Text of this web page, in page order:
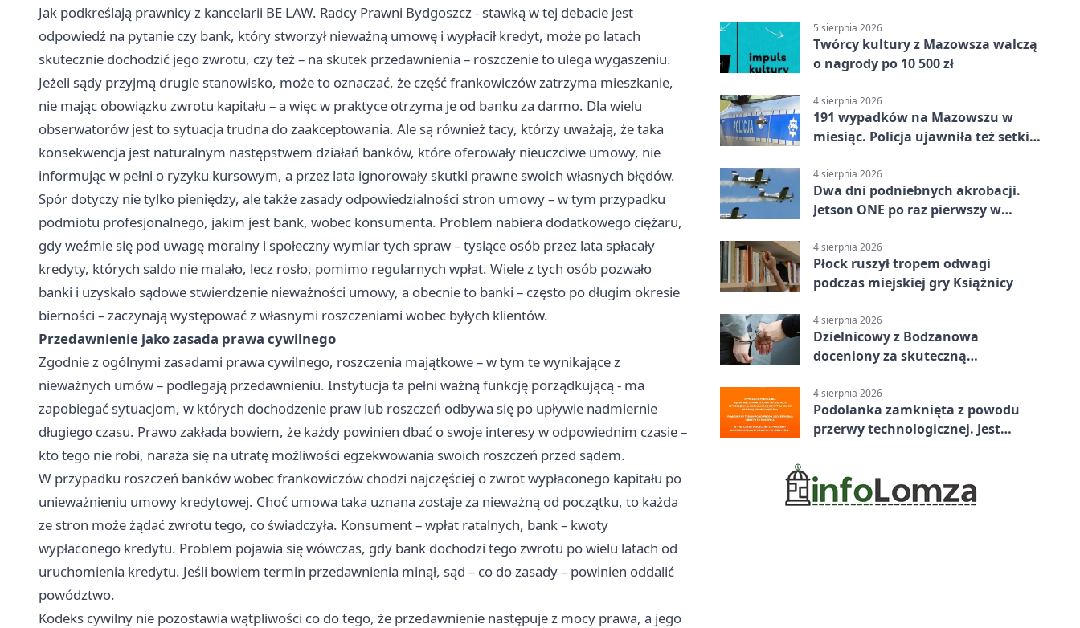
Jak podkreślają prawnicy z kancelarii BE LAW. Radcy Prawni Bydgoszcz- stawką w tej debacie jest
odpowiedź na pytanie czy bank, który stworzył nieważną umowę i wypłacił kredyt, może po latach
skutecznie dochodzić jego zwrotu, czy też – na skutek przedawnienia – roszczenie to ulega wygaszeniu.
Jeżeli sądy przyjmą drugie stanowisko, może to oznaczać, że część frankowiczów zatrzyma mieszkanie,
nie mając obowiązku zwrotu kapitału – a więc w praktyce otrzyma je od banku za darmo. Dla wielu
obserwatorów jest to sytuacja trudna do zaakceptowania. Ale są również tacy, którzy uważają, że taka
konsekwencja jest naturalnym następstwem działań banków, które oferowały nieuczciwe umowy, nie
informując w pełni o ryzyku kursowym, a przez lata ignorowały skutki prawne swoich własnych błędów.
Spór dotyczy nie tylko pieniędzy, ale także zasady odpowiedzialności stron umowy – w tym przypadku
podmiotu profesjonalnego, jakim jest bank, wobec konsumenta. Problem nabiera dodatkowego ciężaru,
gdy weźmie się pod uwagę moralny i społeczny wymiar tych spraw – tysiące osób przez lata spłacały
kredyty, których saldo nie malało, lecz rosło, pomimo regularnych wpłat. Wiele z tych osób pozwało
banki i uzyskało sądowe stwierdzenie nieważności umowy, a obecnie to banki – często po długim okresie
bierności – zaczynają występować z własnymi roszczeniami wobec byłych klientów.
Przedawnienie jako zasada prawa cywilnego
Zgodnie z ogólnymi zasadami prawa cywilnego, roszczenia majątkowe – w tym te wynikające z
nieważnych umów – podlegają przedawnieniu. Instytucja ta pełni ważną funkcję porządkującą - ma
zapobiegać sytuacjom, w których dochodzenie praw lub roszczeń odbywa się po upływie nadmiernie
długiego czasu. Prawo zakłada bowiem, że każdy powinien dbać o swoje interesy w odpowiednim czasie –
kto tego nie robi, naraża się na utratę możliwości egzekwowania swoich roszczeń przed sądem.
W przypadku roszczeń banków wobec frankowiczów chodzi najczęściej o zwrot wypłaconego kapitału po
unieważnieniu umowy kredytowej. Choć umowa taka uznana zostaje za nieważną od początku, to każda
ze stron może żądać zwrotu tego, co świadczyła. Konsument – wpłat ratalnych, bank – kwoty
wypłaconego kredytu. Problem pojawia się wówczas, gdy bank dochodzi tego zwrotu po wielu latach od
uruchomienia kredytu. Jeśli bowiem termin przedawnienia minął, sąd – co do zasady – powinien oddalić
powództwo.
Kodeks cywilny nie pozostawia wątpliwości co do tego, że przedawnienie następuje z mocy prawa, a jego
5 sierpnia 2026
Twórcy kultury z Mazowsza walczą
o nagrody po 10 500 zł
4 sierpnia 2026
191 wypadków na Mazowszu w
miesiąc. Policja ujawniła też setki
4 sierpnia 2026
Dwa dni podniebnych akrobacji.
Jetson ONE po raz pierwszy w
4 sierpnia 2026
Płock ruszył tropem odwagi
podczas miejskiej gry Książnicy
4 sierpnia 2026
Dzielnicowy z Bodzanowa
doceniony za skuteczną
4 sierpnia 2026
Podolanka zamknięta z powodu
przerwy technologicznej. Jest